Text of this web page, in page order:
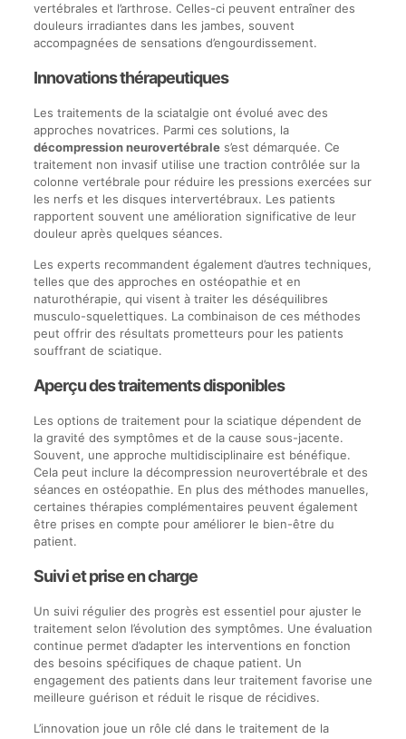
vertébrales et l’arthrose. Celles-ci peuvent entraîner des
douleurs irradiantes dans les jambes, souvent
accompagnées de sensations d’engourdissement.
Innovations thérapeutiques
Les traitements de la sciatalgie ont évolué avec des
approches novatrices. Parmi ces solutions, la
décompression neurovertébrales’est démarquée. Ce
traitement non invasif utilise une traction contrôlée sur la
colonne vertébrale pour réduire les pressions exercées sur
les nerfs et les disques intervertébraux. Les patients
rapportent souvent une amélioration significative de leur
douleur après quelques séances.
Les experts recommandent également d’autres techniques,
telles que des approches en ostéopathie et en
naturothérapie, qui visent à traiter les déséquilibres
musculo-squelettiques. La combinaison de ces méthodes
peut offrir des résultats prometteurs pour les patients
souffrant de sciatique.
Aperçu des traitements disponibles
Les options de traitement pour la sciatique dépendent de
la gravité des symptômes et de la cause sous-jacente.
Souvent, une approche multidisciplinaire est bénéfique.
Cela peut inclure la décompression neurovertébrale et des
séances en ostéopathie. En plus des méthodes manuelles,
certaines thérapies complémentaires peuvent également
être prises en compte pour améliorer le bien-être du
patient.
Suivi et prise en charge
Un suivi régulier des progrès est essentiel pour ajuster le
traitement selon l’évolution des symptômes. Une évaluation
continue permet d’adapter les interventions en fonction
des besoins spécifiques de chaque patient. Un
engagement des patients dans leur traitement favorise une
meilleure guérison et réduit le risque de récidives.
L’innovation joue un rôle clé dans le traitement de la